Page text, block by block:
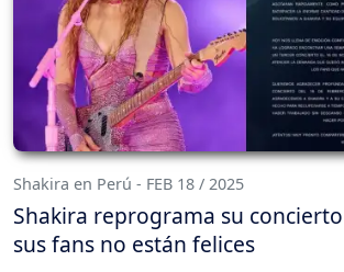
Shakira en Perú - FEB 18 / 2025
Shakira reprograma su
sus fans no están felices